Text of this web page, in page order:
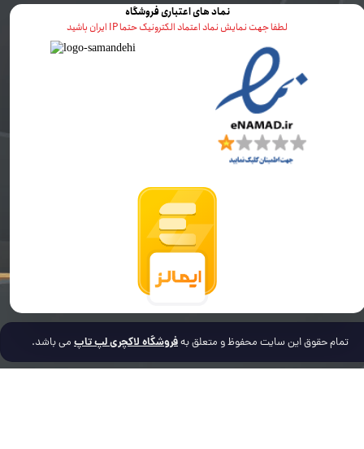
تمام حقوق این سایت محفوظ و متعلق بهفروشگاه لاکچری لپ تاپ می باشد.
نماد های اعتباری فروشگاه
لطفا جهت نمایش نماد اعتماد الکترونیک حتما IP ایران باشید